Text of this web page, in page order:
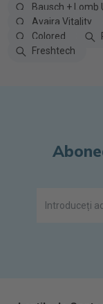
Bausch + Lomb
Avaira Vitality
Colored
Freshtech